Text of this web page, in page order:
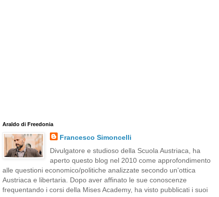
Araldo di Freedonia
Francesco Simoncelli
Divulgatore e studioso della Scuola Austriaca, ha
aperto questo blog nel 2010 come approfondimento
alle questioni economico/politiche analizzate secondo un'ottica
Austriaca e libertaria. Dopo aver affinato le sue conoscenze
frequentando i corsi della Mises Academy, ha visto pubblicati i suoi